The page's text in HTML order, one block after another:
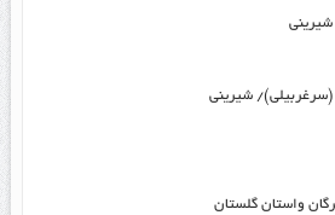
(سرغربیلی)/ شیرینی
واستان گلستان